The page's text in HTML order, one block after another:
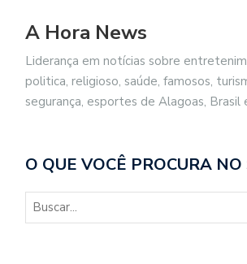
A Hora News
Liderança em notícias sobre
politica, religioso, saúde, famosos,
segurança, esportes de Alagoas, Brasil
O QUE VOCÊ PROCURA NO